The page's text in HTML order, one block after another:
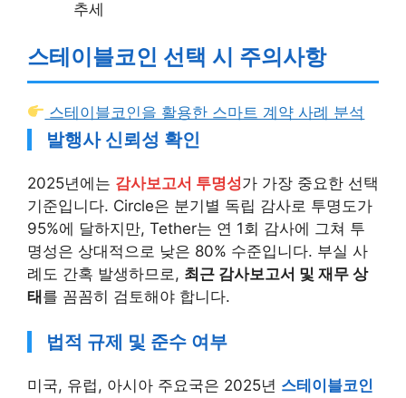
추세
스테이블코인 선택 시 주의사항
스테이블코인을 활용한 스마트 계약 사례 분석
발행사 신뢰성 확인
2025년에는 감사보고서 투명성가 가장 중요한 선택
기준입니다. Circle은 분기별 독립 감사로 투명도가
95%에 달하지만, Tether는 연 1회 감사에 그쳐 투
명성은 상대적으로 낮은 80% 수준입니다. 부실 사
례도 간혹 발생하므로, 최근 감사보고서 및 재무 상
태를 꼼꼼히 검토해야 합니다.
법적 규제 및 준수 여부
미국, 유럽, 아시아 주요국은 2025년 스테이블코인